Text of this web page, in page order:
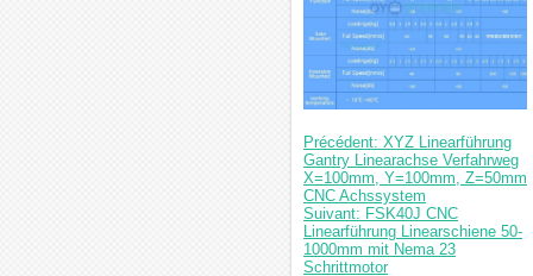
Précédent: XYZ Linearführung
Gantry Linearachse Verfahrweg
X=100mm, Y=100mm, Z=50mm
CNC Achssystem
Suivant: FSK40J CNC
Linearführung Linearschiene 50-
1000mm mit Nema 23
Schrittmotor